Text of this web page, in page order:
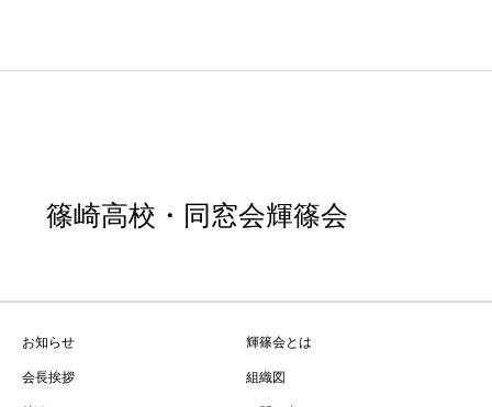
篠崎高校・同窓会輝篠会
お知らせ
輝篠会とは
会長挨拶
組織図